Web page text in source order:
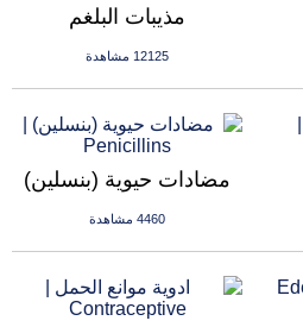
مذيبات البلغم
12125 مشاهدة
مضادات حيوية (بنسلين)
4460 مشاهدة